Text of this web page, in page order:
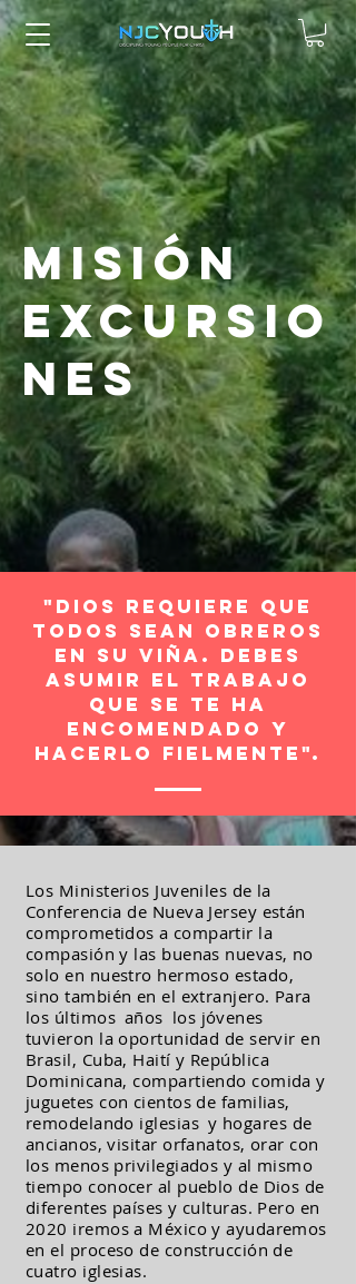
MISIÓN
EXCURSIO
NES
"Dios requiere que
todos sean obreros
en su viña. Debes
asumir el trabajo
que se te ha
encomendado y
hacerlo fielmente".
Los Ministerios Juveniles de la
Conferencia de Nueva Jersey están
comprometidos a compartir la
compasión y las buenas nuevas, no
solo en nuestro hermoso estado,
sino también en el extranjero. Para
los últimos años los jóvenes
tuvieron la oportunidad de servir en
Brasil, Cuba, Haití y República
Dominicana, compartiendo comida y
juguetes con cientos de familias,
remodelando iglesias y hogares de
ancianos, visitar orfanatos, orar con
los menos privilegiados y al mismo
tiempo conocer al pueblo de Dios de
diferentes países y culturas. Pero en
2020 iremos a México y ayudaremos
en el proceso de construcción de
cuatro iglesias.